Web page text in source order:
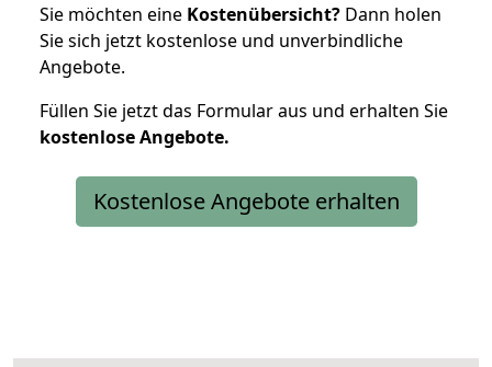
Sie möchten eine Kostenübersicht? Dann holen
Sie sich jetzt kostenlose und unverbindliche
Angebote.
Füllen Sie jetzt das Formular aus und erhalten Sie
kostenloseAngebote.
Kostenlose Angebote erhalten